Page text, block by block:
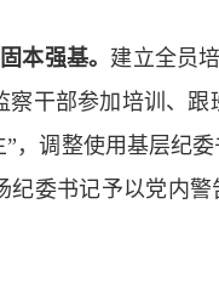
本强基。 建立全员
察干部参加培训、
，调整使用基层纪
纪委书记予以党内